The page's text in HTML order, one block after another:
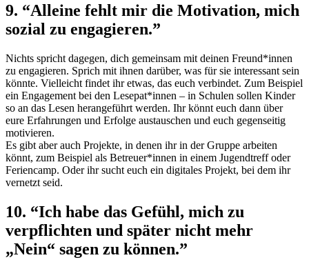
9. “Alleine fehlt mir die Motivation, mich
sozial zu engagieren.”
Nichts spricht dagegen, dich gemeinsam mit deinen Freund*innen
zu engagieren. Sprich mit ihnen darüber, was für sie interessant sein
könnte. Vielleicht findet ihr etwas, das euch verbindet. Zum Beispiel
ein Engagement bei den Lesepat*innen – in Schulen sollen Kinder
so an das Lesen herangeführt werden. Ihr könnt euch dann über
eure Erfahrungen und Erfolge austauschen und euch gegenseitig
motivieren.
Es gibt aber auch Projekte, in denen ihr in der Gruppe arbeiten
könnt, zum Beispiel als Betreuer*innen in einem Jugendtreff oder
Feriencamp. Oder ihr sucht euch ein digitales Projekt, bei dem ihr
vernetzt seid.
10. “Ich habe das Gefühl, mich zu
verpflichten und später nicht mehr
„Nein“ sagen zu können.”